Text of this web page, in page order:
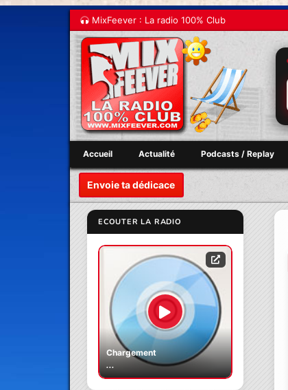
MixFeever : La radio 100% Club
Accueil Actualité Podcasts / Replay
Envoie ta dédicace
ECOUTER LA RADIO
Chargement
...